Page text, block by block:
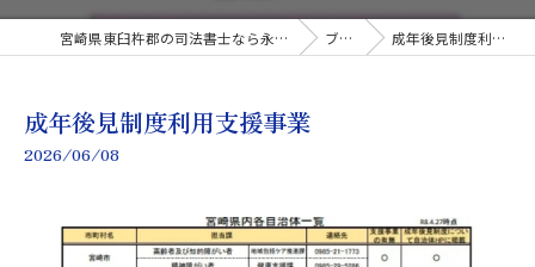
宮崎県東臼杵郡の司法書士なら永田司法書士事務所 ブログ 成年後見制度利用支援事業
成年後見制度利用支援事業
2026/06/08